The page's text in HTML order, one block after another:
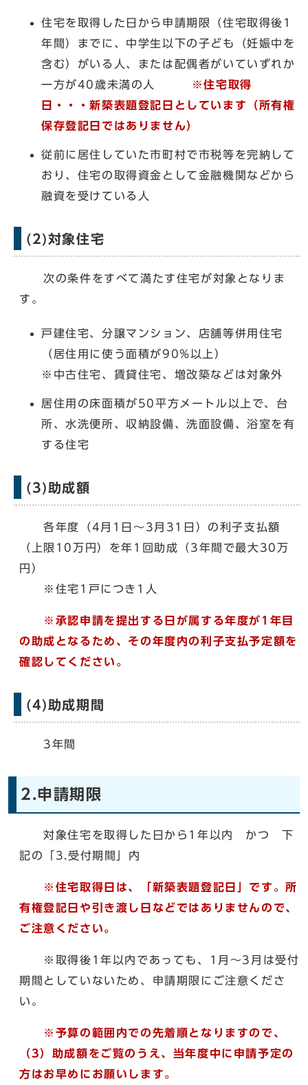
住宅を取得した日から申請期限（住宅取得後1
年間）までに、中学生以下の子ども（妊娠中を
含む）がいる人、または配偶者がいていずれか
一方が40歳未満の人
※住宅取得
日・・・新築表題登記日としています（所有権
保存登記日ではありません）
従前に居住していた市町村で市税等を完納して
おり、住宅の取得資金として金融機関などから
融資を受けている人
(2)対象住宅
次の条件をすべて満たす住宅が対象となりま
す。
戸建住宅、分譲マンション、店舗等併用住宅
（居住用に使う面積が90%以上）
※中古住宅、賃貸住宅、増改築などは対象外
居住用の床面積が50平方メートル以上で、台
所、水洗便所、収納設備、洗面設備、浴室を有
する住宅
(3)助成額
各年度（4月1日～3月31日）の利子支払額
（上限10万円）を年1回助成（3年間で最大30万
円）
※住宅1戸につき1人
※承認申請を提出する日が属する年度が1年目
の助成となるため、その年度内の利子支払予定額を
確認してください。
(4)助成期間
3年間
2.申請期限
対象住宅を取得した日から1年以内 かつ 下
記の「3.受付期間」内
※住宅取得日は、「新築表題登記日」です。所
有権登記日や引き渡し日などではありませんので、
ご注意ください。
※取得後1年以内であっても、1月～3月は受付
期間としていないため、申請期限にご注意くださ
い。
※予算の範囲内での先着順となりますので、
（3）助成額をご覧のうえ、当年度中に申請予定の
方はお早めにお願いします。